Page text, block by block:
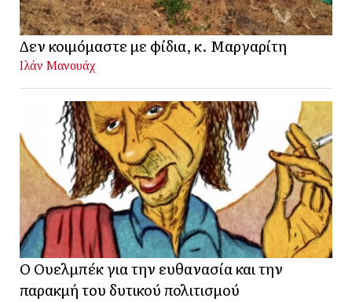
Δεν κοιμόμαστε με φίδια, κ. Μαργαρίτη
Ιλάν Μανουάχ
Ο Ουελμπέκ για την ευθανασία και την
παρακμή του δυτικού πολιτισμού